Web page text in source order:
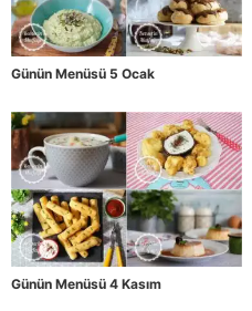
Günün Menüsü 5 Ocak
Günün Menüsü 4 Kasım